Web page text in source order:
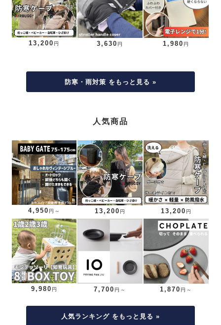
13,200 円 3,630 円 1,980 円
防寒・雨対策 をもっと見る »
人気商品
4,950 円～ 13,200 円 13,200 円
9,980 円 7,700 円～ 1,870 円～
人気ランキング をもっと見る »